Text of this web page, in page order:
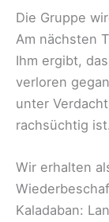
Die Gruppe
Am nächsten
Ihm ergibt,
verloren
unter
rachsüchtig ist.
Wir erhalten
Kaladaban: